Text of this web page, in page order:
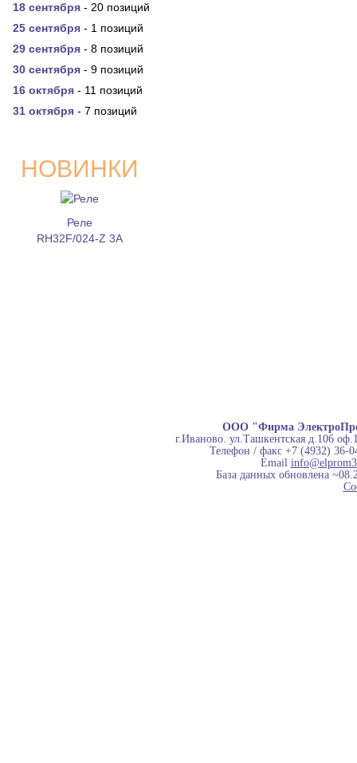
18 сентября - 20 позиций
25 сентября - 1 позиций
29 сентября - 8 позиций
30 сентября - 9 позиций
16 октября - 11 позиций
31 октября - 7 позиций
НОВИНКИ
Реле
RH32F/024-Z 3A
ООО "Фирма
г.Иваново. ул.Ташкентская д.106
Телефон / факс +7 (4932) 36-
Email
База данных обновлена